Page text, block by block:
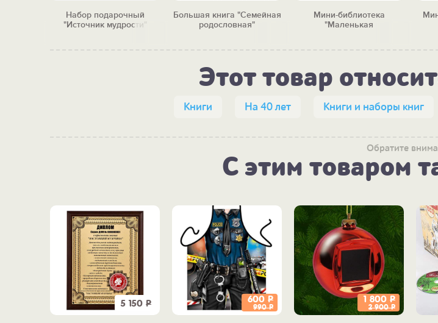
Набор подарочный
"Источник мудрости"
Большая книга "Семейная
родословная"
Мини-библиотека
"Маленькая
Этот товар
Книги На 40 лет Книги и наборы книг
Обратите
С этим товаром
5 150 Р 600 Р
990Р
1 800 Р
2 900Р